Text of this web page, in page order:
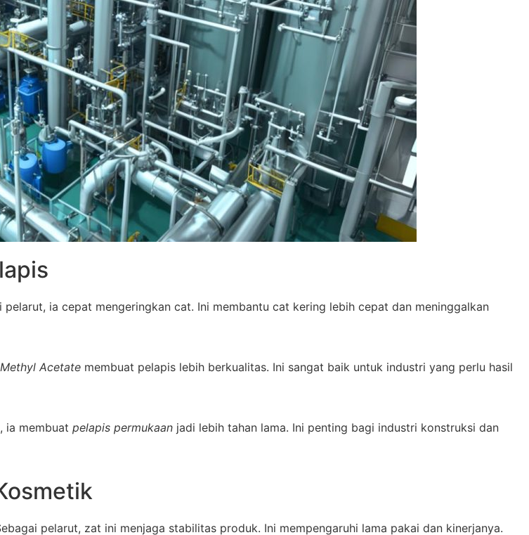
pelarut, ia cepat mengeringkan cat. Ini membantu cat kering lebih cepat dan meninggalkan
Methyl Acetate membuat pelapis lebih berkualitas. Ini sangat baik untuk industri yang perlu hasil
ia membuat pelapis permukaan jadi lebih tahan lama. Ini penting bagi industri konstruksi dan
pelarut, zat ini menjaga stabilitas produk. Ini mempengaruhi lama pakai dan kinerjanya.